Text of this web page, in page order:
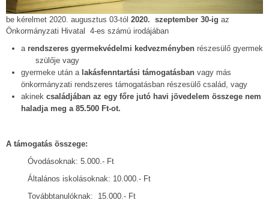
be kérelmet 2020. augusztus 03-tól 2020. szeptember 30-ig az
Önkormányzati Hivatal 4-es számú irodájában
a rendszeres gyermekvédelmi kedvezményben részesülő gyermek
szülője vagy
gyermeke után a lakásfenntartási támogatásban vagy más
önkormányzati rendszeres támogatásban részesülő család, vagy
akinek családjában az egy főre jutó havi jövedelem összege nem
haladja meg a 85.500 Ft-ot.
A támogatás összege:
Óvodásoknak: 5.000.- Ft
Általános iskolásoknak: 10.000.- Ft
Továbbtanulóknak: 15.000.- Ft